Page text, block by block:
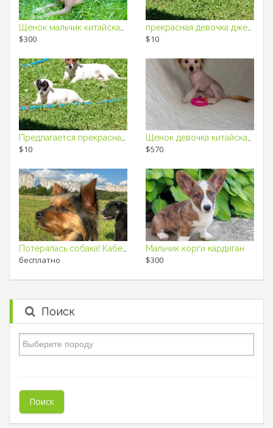
$300 $10
Предлагается прекрасная малышка джек рассел
$10
Щенок девочка китайская хохлатая собака
$570
Потерялась собака! Кабель по кличке Рокки. Йоркширский терьер.
бесплатно
Мальчик корги кардиган
$300
Поиск